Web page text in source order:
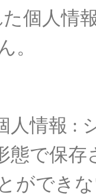
個人情
。
人情報 :
態で保存
ができ